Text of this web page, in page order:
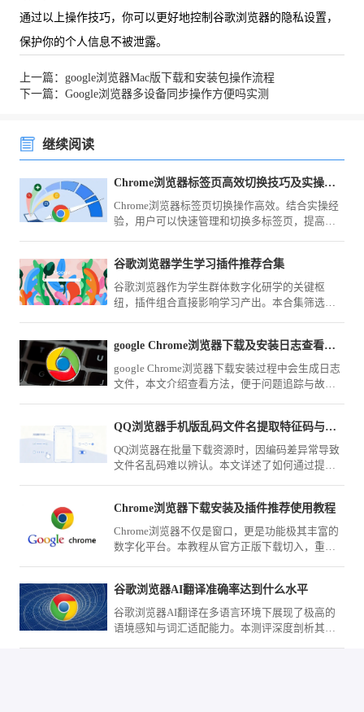
通过以上操作技巧，你可以更好地控制谷歌浏览器的隐私设置，
保护你的个人信息不被泄露。
上一篇：google浏览器Mac版下载和安装包操作流程
下一篇：Google浏览器多设备同步操作方便吗实测
继续阅读
Chrome浏览器标签页高效切换技巧及实操经验
Chrome浏览器标签页切换操作高效。结合实操经
验，用户可以快速管理和切换多标签页，提高多
谷歌浏览器学生学习插件推荐合集
谷歌浏览器作为学生群体数字化研学的关键枢
纽，插件组合直接影响学习产出。本合集筛选涵
系。
google Chrome浏览器下载及安装日志查看方法
google Chrome浏览器下载安装过程中会生成日志
文件，本文介绍查看方法，便于问题追踪与故障
QQ浏览器手机版乱码文件名提取特征码与批量转码技巧
QQ浏览器在批量下载资源时，因编码差异常导致
文件名乱码难以辨认。本文详述了如何通过提取
载文件，告别乱码困扰。
Chrome浏览器下载安装及插件推荐使用教程
Chrome浏览器不仅是窗口，更是功能极其丰富的
数字化平台。本教程从官方正版下载切入，重点
的浏览器，将其打造成为处理海量资讯与复杂任
务的生产力中心。
谷歌浏览器AI翻译准确率达到什么水平
谷歌浏览器AI翻译在多语言环境下展现了极高的
语境感知与词汇适配能力。本测评深度剖析其在